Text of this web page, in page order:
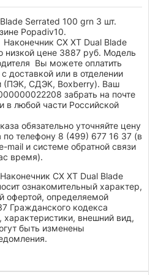
Serrated 100 grn 3 шт.
Popadiv10.
CX XT Dual Blade
низкой цене 3887 руб. Модель
Вы можете оплатить
или в отделении
(ПЭК, СДЭК, Boxberry). Ваш
забрать на почте
в любой части Российской
обязательно уточняйте цену
телефону 8 (499) 677 16 37 (в
mail и системе обратной связи
время).
CX XT Dual Blade
ознакомительный характер,
офертой, определяемой
Гражданского кодекса
внешний вид,
быть изменены